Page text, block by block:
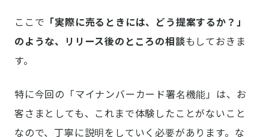
ここで 「実際に売るときには、どう提案するか？」
のような、リリース後のところの相談もしておきま
す。
特に今回の「マイナンバーカード署名機能」は、お
客さまとしても、これまで体験したことがないこと
なので、丁寧に説明をしていく必要があります。な